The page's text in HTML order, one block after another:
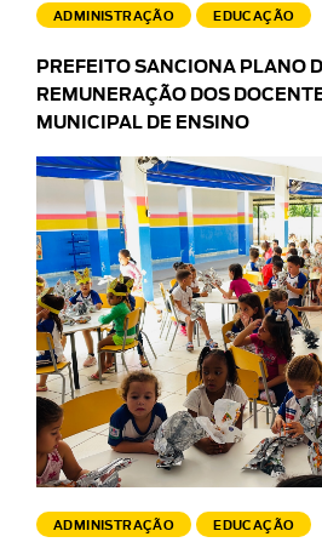
ADMINISTRAÇÃO EDUCAÇÃO
PREFEITO SANCIONA PLANO
REMUNERAÇÃO DOS
MUNICIPAL DE ENSINO
ADMINISTRAÇÃO EDUCAÇÃO